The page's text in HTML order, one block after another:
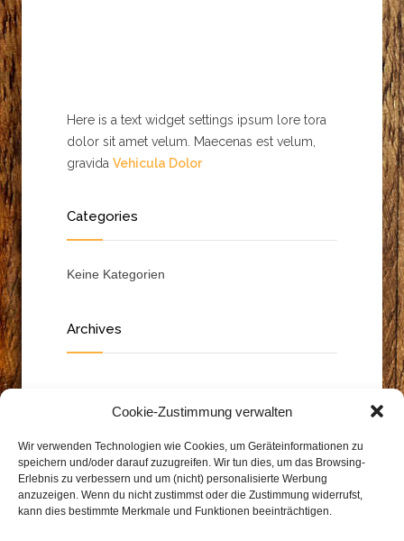
Cookie-Zustimmung verwalten
Wir verwenden Technologien wie Cookies, um Geräteinformationen zu
speichern und/oder darauf zuzugreifen. Wir tun dies, um das Browsing-
Erlebnis zu verbessern und um (nicht) personalisierte Werbung
anzuzeigen. Wenn du nicht zustimmst oder die Zustimmung widerrufst,
kann dies bestimmte Merkmale und Funktionen beeinträchtigen.
Here is a text widget settings ipsum lore tora
dolor sit amet velum. Maecenas est velum,
gravida Vehicula Dolor
Categories
Keine Kategorien
Archives